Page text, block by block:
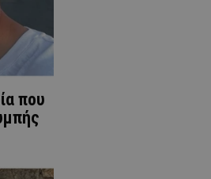
που